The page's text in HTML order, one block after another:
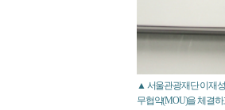
▲ 서울관광재단 이재
무협약(MOU)을 체결